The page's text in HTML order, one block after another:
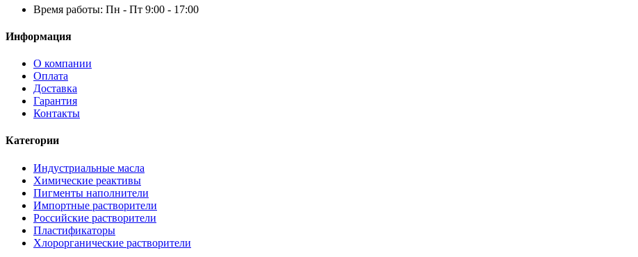
Время работы: Пн - Пт 9:00 - 17:00
Информация
О компании
Оплата
Доставка
Гарантия
Контакты
Категории
Индустриальные масла
Химические реактивы
Пигменты наполнители
Импортные растворители
Российские растворители
Пластификаторы
Хлорорганические растворители